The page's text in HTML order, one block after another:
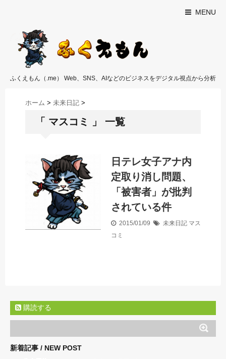
MENU
ふくえもん（.me） Web、SNS、AIなどのビジネスをデジタル視点から分析
ホーム > 未来日記 >
「 マスコミ 」 一覧
日テレ女子アナ内
定取り消し問題、
「被害者」が批判
されている件
2015/01/09 未来日記 マス
コミ
購読する
新着記事 / NEW POST